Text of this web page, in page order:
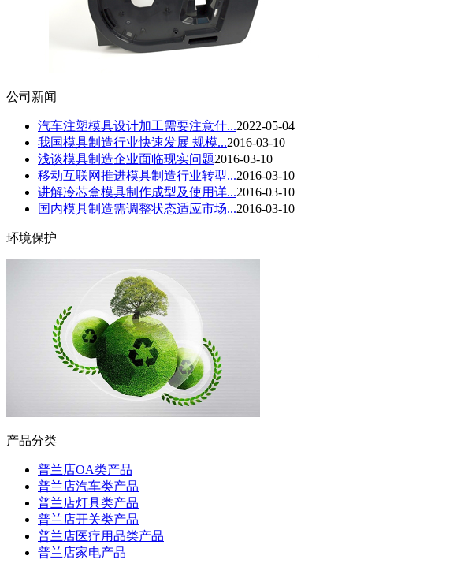
公司新闻
汽车注塑模具设计加工需要注意什...2022-05-04
我国模具制造行业快速发展 规模...2016-03-10
浅谈模具制造企业面临现实问题2016-03-10
移动互联网推进模具制造行业转型...2016-03-10
讲解冷芯盒模具制作成型及使用详...2016-03-10
国内模具制造需调整状态适应市场...2016-03-10
环境保护
产品分类
普兰店OA类产品
普兰店汽车类产品
普兰店灯具类产品
普兰店开关类产品
普兰店医疗用品类产品
普兰店家电产品